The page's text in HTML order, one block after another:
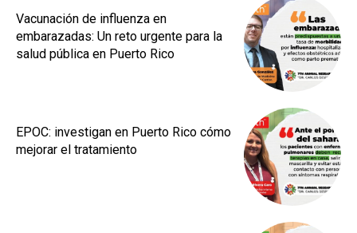
Vacunación de influenza en
embarazadas: Un reto urgente para la
salud pública en Puerto Rico
EPOC: investigan en Puerto Rico cómo
mejorar el tratamiento